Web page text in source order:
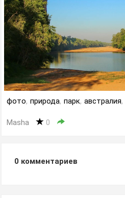
фото, природа, парк, австралия,
Masha 0
0 комментариев